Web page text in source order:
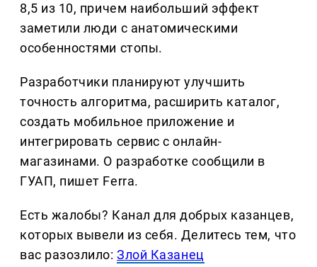
8,5 из 10, причем наибольший эффект
заметили люди с анатомическими
особенностями стопы.
Разработчики планируют улучшить
точность алгоритма, расширить каталог,
создать мобильное приложение и
интегрировать сервис с онлайн-
магазинами. О разработке сообщили в
ГУАП, пишет Ferra.
Есть жалобы? Канал для добрых казанцев,
которых вывели из себя. Делитеcь тем, что
вас разозлило:Злой Казанец